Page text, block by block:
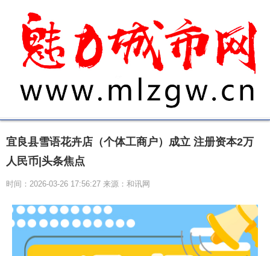
宜良县雪语花卉店（个体工商户）成立 注册资本2万
人民币|头条焦点
时间：2026-03-26 17:56:27 来源：和讯网